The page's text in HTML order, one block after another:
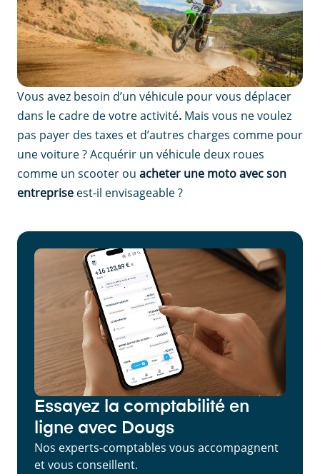
Vous avez besoin d’un véhicule pour vous déplacer
dans le cadre de votre activité. Mais vous ne voulez
pas payer des taxes et d’autres charges comme pour
une voiture ? Acquérir un véhicule deux roues
comme un scooter ou acheter une moto avec son
entreprise est-il envisageable ?
Essayez la comptabilité en
ligne avec Dougs
Nos experts-comptables vous accompagnent
et vous conseillent.